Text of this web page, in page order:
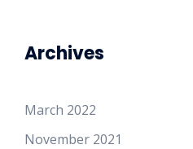
Archives
March 2022
November 2021